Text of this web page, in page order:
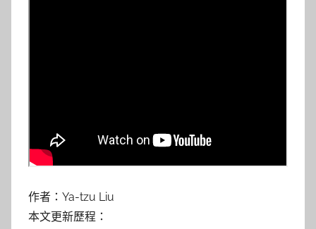
作者：Ya-tzu Liu
本文更新歷程：